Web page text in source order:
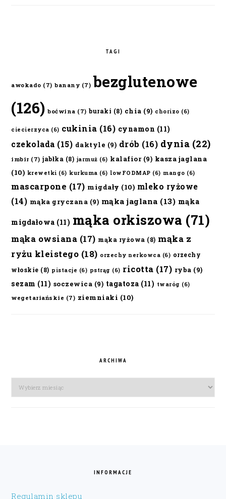
TAGI
awokado (7) banany (7) bezglutenowe
(126) boćwina (7) buraki (8) chia (9) chorizo (6)
ciecierzyca (6) cukinia (16) cynamon (11)
czekolada (15) daktyle (9) drób (16) dynia (22)
imbir (7) jabłka (8) jarmuż (6) kalafior(9) kasza jaglana
(10) krewetki (6) kurkuma (6) lowFODMAP (6) mango (6)
mascarpone (17) migdały (10) mleko ryżowe
(14) mąka gryczana (9) mąka jaglana (13) mąka
migdałowa (11) mąka orkiszowa (71)
mąka owsiana (17) mąka ryżowa (8) mąka z
ryżu kleistego (18) orzechy nerkowca (6) orzechy
włoskie (8) pistacje (6) pstrąg (6) ricotta (17) ryba (9)
sezam (11) soczewica (9) tagatoza (11) twaróg (6)
wegetariańskie (7) ziemniaki (10)
ARCHIWA
Archiwa
INFORMACJE
Regulamin sklepu